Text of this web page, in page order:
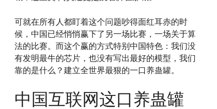
可就在所有人都盯着这个问题吵得面红耳赤的时
候，中国已经悄悄赢下了另一场比赛，一场关于算
法的比赛。而这个赢的方式特别中国特色：我们没
有发明最牛的芯片，也没有写出最好的模型，我们
靠的是什么？建立全世界最狠的一口养蛊罐。
中国互联网这口养蛊罐